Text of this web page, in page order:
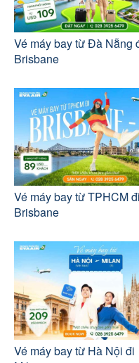
Vé máy bay từ Đà Nẵng
Brisbane
Vé máy bay từ TPHCM đi
Brisbane
Vé máy bay từ Hà Nội đi